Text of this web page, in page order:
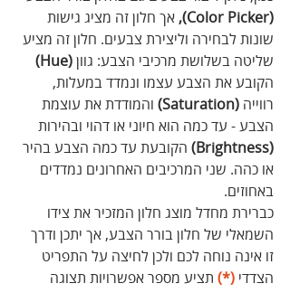
(Color Picker),
אך חלון זה מציג גישות
שונות לבחירה וליצירת צבעים. חלון זה מציע
שליטה בשלושת מרכיבי הצבע: גוון (Hue)
הקובע את הצבע עצמו ונמדד במעלות,
רווייה (Saturation)
והמודדת את עוצמת
הצבע - עד כמה הוא חיוני או דהוי ובהירות
(Brightness)
הקובעת עד כמה הצבע בהיר
או כהה. שני המרכיבים האחרונים נמדדים
באחוזים.
כברירת מחדל מוצג חלון המזכיר את צידו
השמאלי של חלון בורר הצבע, אך יתכן ודרך
זו אינה נוחה לכם ולכן לחיצה על התפריט
הצדדי (*) תציע מספר אפשרויות תצוגה